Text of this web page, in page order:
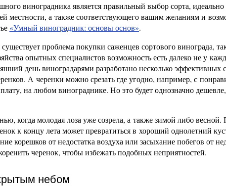
виноградника является правильный выбор сорта,
местности, а также соответствующего вашим желаниям и
«Умный виноградник: основы основ».
проблема покупки саженцев сортового винограда,
опытных специалистов возможность есть далеко не у
день виноградарями разработано несколько
А черенки можно срезать где угодно, например, с
на любом винограднике. Но это будет однозначно
когда молодая лоза уже созрела, а также зимой либо
к концу лета может превратиться в хороший однолетний
корешков от недостатка воздуха или засыхание побегов от
черенок, чтобы избежать подобных неприятностей.
небом